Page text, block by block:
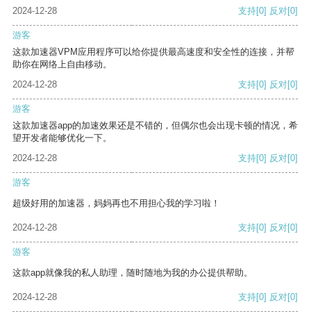
2024-12-28 支持[0] 反对[0]
游客
这款加速器VPM应用程序可以给你提供最高速度和安全性的连接，并帮
助你在网络上自由移动。
2024-12-28
支持[0] 反对[0]
游客
这款加速器app的加速效果还是不错的，但偶尔也会出现卡顿的情况，希
望开发者能够优化一下。
2024-12-28
支持[0] 反对[0]
游客
超级好用的加速器，妈妈再也不用担心我的学习啦！
2024-12-28 支持[0] 反对[0]
游客
这款app就像我的私人助理，随时随地为我的办公提供帮助。
2024-12-28 支持[0] 反对[0]